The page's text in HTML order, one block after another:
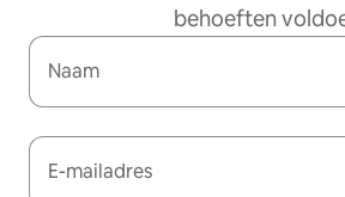
behoeften
Naam
E-mailadres